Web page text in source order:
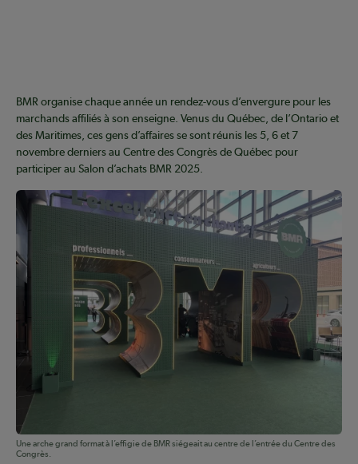
BMR organise chaque année un rendez-vous d’envergure pour les
marchands affiliés à son enseigne. Venus du Québec, de l’Ontario et
des Maritimes, ces gens d’affaires se sont réunis les 5, 6 et 7
novembre derniers au Centre des Congrès de Québec pour
participer au Salon d’achats BMR 2025.
Une arche grand format à l’effigie de BMR siégeait au centre de l’entrée du Centre des
Congrès.